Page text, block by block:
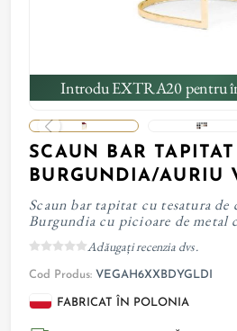
Introdu EXTRA20 pentru
SCAUN BAR
BURGUNDIA/AURIU
Scaun bar tapitat cu tesatura de
Burgundia cu picioare de metal
Adăugați recenzia dvs.
Cod Produs: VEGAH6XXBDYGLDI
FABRICAT ÎN POLONIA